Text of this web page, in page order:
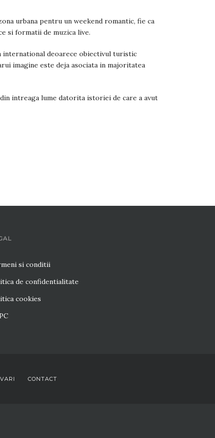
urbana pentru un weekend romantic, fie ca
si formatii de muzica live.
international deoarece obiectivul turistic
imagine este deja asociata in majoritatea
intreaga lume datorita istoriei de care a avut
si conditii
de confidentialitate
cookies
CONTACT